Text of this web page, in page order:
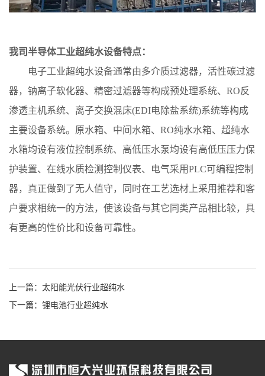
我司半导体工业超纯水设备特点：
电子工业超纯水设备通常由多介质过滤器，活性碳过滤
器，钠离子软化器、精密过滤器等构成预处理系统、RO反
渗透主机系统、离子交换混床(EDI电除盐系统)系统等构成
主要设备系统。原水箱、中间水箱、RO纯水水箱、超纯水
水箱均设有液位控制系统、高低压水泵均设有高低压压力保
护装置、在线水质检测控制仪表、电气采用PLC可编程控制
器，真正做到了无人值守，同时在工艺选材上采用推荐和客
户要求相统一的方法，使该设备与其它同类产品相比较，具
有更高的性价比和设备可靠性。
上一篇： 太阳能光伏行业超纯水
下一篇： 锂电池行业超纯水